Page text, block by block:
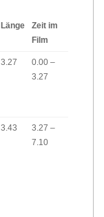
Länge
Zeit im
Film
3.27
0.00 –
3.27
3.43
3.27 –
7.10